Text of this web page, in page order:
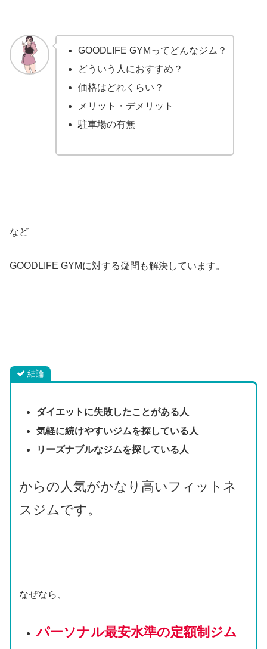
GOODLIFE GYMってどんなジム？
どういう人におすすめ？
価格はどれくらい？
メリット・デメリット
駐車場の有無
など
GOODLIFE GYMに対する疑問も解決しています。
結論
ダイエットに失敗したことがある人
気軽に続けやすいジムを探している人
リーズナブルなジムを探している人
からの人気がかなり高いフィットネ
スジムです。
なぜなら、
パーソナル最安水準の定額制ジム